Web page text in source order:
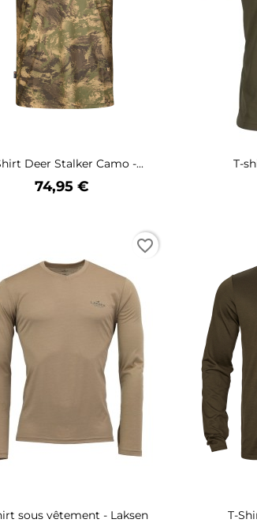
Deer Stalker Camo -...
Prix
74,95 €
T-
sous vêtement - Laksen
favorite_border
T-